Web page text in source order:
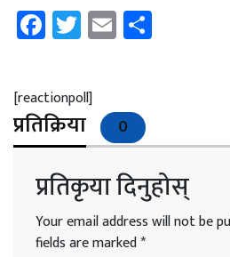
Facebook
Twitter
Email
[reactionpoll]
प्रतिक्रिया 0
प्रतिकृया दिनुहोस्
Your email address will not be
fields are marked*